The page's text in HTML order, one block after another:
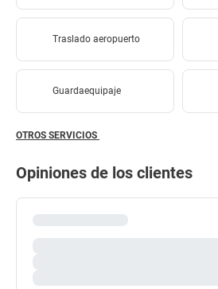
Traslado aeropuerto
Guardaequipaje
OTROS SERVICIOS
Opiniones de los clientes